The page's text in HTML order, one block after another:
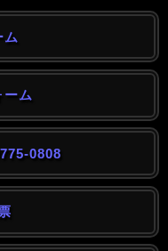
ム
ーム
0808